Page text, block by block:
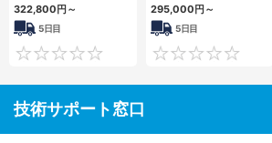
322,800円～
5日目
0
295,000円～
5日目
技術サポート窓口